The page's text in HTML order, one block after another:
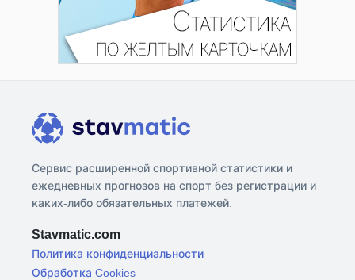
Сервис расширенной спортивной статистики и
ежедневных прогнозов на спорт без регистрации и
каких-либо обязательных платежей.
Stavmatic.com
Политика конфиденциальности
Обработка Cookies